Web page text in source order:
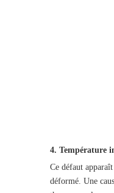
4. Température
Ce défaut
déformé. Une